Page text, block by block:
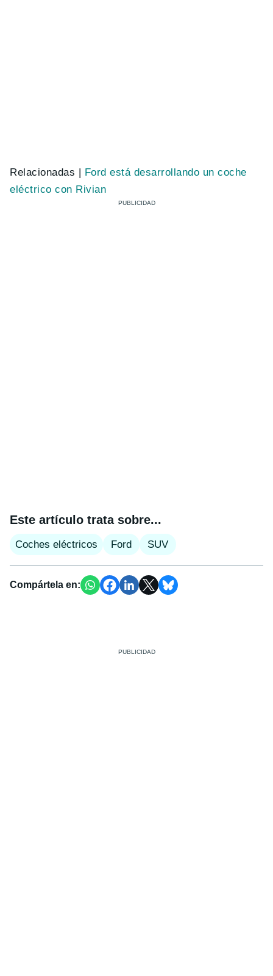
Relacionadas |
Ford está desarrollando un coche
eléctrico con Rivian
Este artículo trata sobre...
Coches eléctricos Ford SUV
Compártela en: